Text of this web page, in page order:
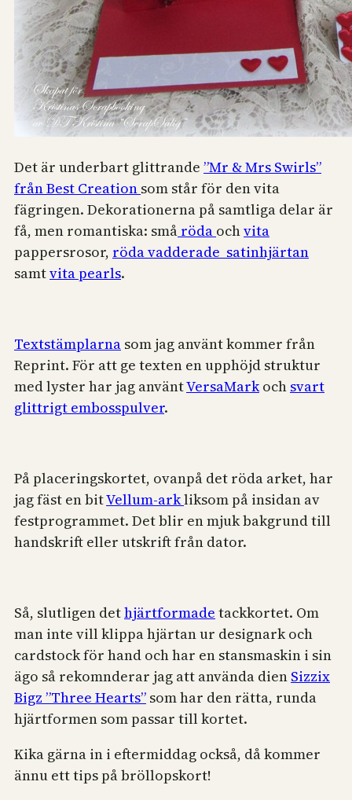
Det är underbart glittrande ”Mr & Mrs Swirls”
från Best Creation som står för den vita
fägringen. Dekorationerna på samtliga delar är
få, men romantiska: små röda ochvita
pappersrosor, röda vadderade satinhjärtan
samtvita pearls.
Textstämplarna som jag använt kommer från
Reprint. För att ge texten en upphöjd struktur
med lyster har jag använtVersaMarkoch svart
glittrigt embosspulver.
På placeringskortet, ovanpå det röda arket, har
jag fäst en bitVellum-arkliksom på insidan av
festprogrammet. Det blir en mjuk bakgrund till
handskrift eller utskrift från dator.
Så, slutligen dethjärtformade tackkortet. Om
man inte vill klippa hjärtan ur designark och
cardstock för hand och har en stansmaskin i sin
ägo så rekomnderar jag att använda dien Sizzix
Bigz ”Three Hearts” som har den rätta, runda
hjärtformen som passar till kortet.
Kika gärna in i eftermiddag också, då kommer
ännu ett tips på bröllopskort!